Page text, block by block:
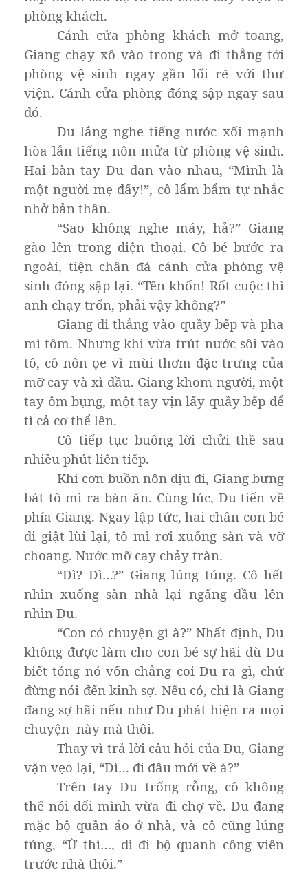
phòng khách.
Cánh cửa phòng khách mở toang,
Giang chạy xô vào trong và đi thẳng tới
phòng vệ sinh ngay gần lối rẽ với thư
viện. Cánh cửa phòng đóng sập ngay sau
đó.
Du lắng nghe tiếng nước xối mạnh
hòa lẫn tiếng nôn mửa từ phòng vệ sinh.
Hai bàn tay Du đan vào nhau, “Mình là
một người mẹ đấy!”, cô lẩm bẩm tự nhắc
nhở bản thân.
“Sao không nghe máy, hả?” Giang
gào lên trong điện thoại. Cô bé bước ra
ngoài, tiện chân đá cánh cửa phòng vệ
sinh đóng sập lại. “Tên khốn! Rốt cuộc thì
anh chạy trốn, phải vậy không?”
Giang đi thẳng vào quầy bếp và pha
mì tôm. Nhưng khi vừa trút nước sôi vào
tô, cô nôn ọe vì mùi thơm đặc trưng của
mỡ cay và xì dầu. Giang khom người, một
tay ôm bụng, một tay vịn lấy quầy bếp để
tì cả cơ thể lên.
Cô tiếp tục buông lời chửi thề sau
nhiều phút liên tiếp.
Khi cơn buồn nôn dịu đi, Giang bưng
bát tô mì ra bàn ăn. Cùng lúc, Du tiến về
phía Giang. Ngay lập tức, hai chân con bé
đi giật lùi lại, tô mì rơi xuống sàn và vỡ
choang. Nước mỡ cay chảy tràn.
“Dì? Dì…?” Giang lúng túng. Cô hết
nhìn xuống sàn nhà lại ngẩng đầu lên
nhìn Du.
“Con có chuyện gì à?” Nhất định, Du
không được làm cho con bé sợ hãi dù Du
biết tỏng nó vốn chẳng coi Du ra gì, chứ
đừng nói đến kinh sợ. Nếu có, chỉ là Giang
đang sợ hãi nếu như Du phát hiện ra mọi
chuyện này mà thôi.
Thay vì trả lời câu hỏi của Du, Giang
vặn vẹo lại, “Dì… đi đâu mới về à?”
Trên tay Du trống rỗng, cô không
thể nói dối mình vừa đi chợ về. Du đang
mặc bộ quần áo ở nhà, và cô cũng lúng
túng, “Ừ thì…, dì đi bộ quanh công viên
trước nhà thôi.”